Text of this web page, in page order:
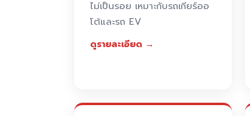
ไม่เป็นรอย เหมาะกับรถเกียร์ออ
โต้และรถ EV
ดูรายละเอียด →